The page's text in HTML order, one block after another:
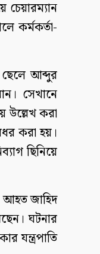
কর্মকর্তা-
আব্দুর
সেখানে
উল্লেখ করা
করা হয়।
ছিনিয়ে
আহত জাহিদ
ঘটনার
যন্ত্রপাতি